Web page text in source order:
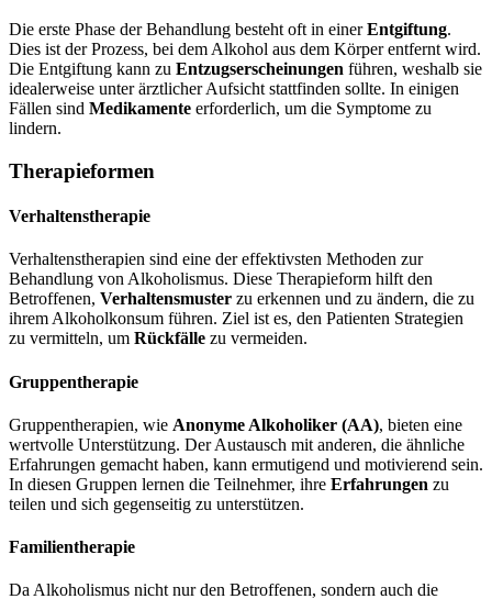
Die erste Phase der Behandlung besteht oft in einerEntgiftung.
Dies ist der Prozess, bei dem Alkohol aus dem Körper entfernt wird.
Die Entgiftung kann zu Entzugserscheinungen führen, weshalb sie
idealerweise unter ärztlicher Aufsicht stattfinden sollte. In einigen
Fällen sind Medikamente erforderlich, um die Symptome zu
lindern.
Therapieformen
Verhaltenstherapie
Verhaltenstherapien sind eine der effektivsten Methoden zur
Behandlung von Alkoholismus. Diese Therapieform hilft den
Betroffenen, Verhaltensmuster zu erkennen und zu ändern, die zu
ihrem Alkoholkonsum führen. Ziel ist es, den Patienten Strategien
zu vermitteln, um Rückfälle zu vermeiden.
Gruppentherapie
Gruppentherapien, wie Anonyme Alkoholiker (AA), bieten eine
wertvolle Unterstützung. Der Austausch mit anderen, die ähnliche
Erfahrungen gemacht haben, kann ermutigend und motivierend sein.
In diesen Gruppen lernen die Teilnehmer, ihre Erfahrungen zu
teilen und sich gegenseitig zu unterstützen.
Familientherapie
Da Alkoholismus nicht nur den Betroffenen, sondern auch die